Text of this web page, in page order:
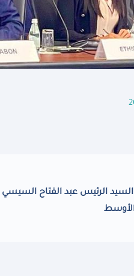
السيد الرئيس عبد الفتاح